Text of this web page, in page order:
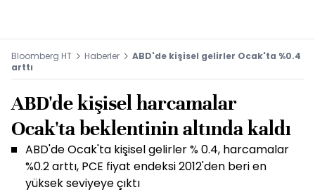
Bloomberg HT Haberler
ABD'de kişisel gelirler Ocak'ta %0.4
arttı
ABD'de kişisel harcamalar
Ocak'ta beklentinin altında kaldı
ABD'de Ocak'ta kişisel gelirler % 0.4, harcamalar
%0.2 arttı, PCE fiyat endeksi 2012'den beri en
yüksek seviyeye çıktı